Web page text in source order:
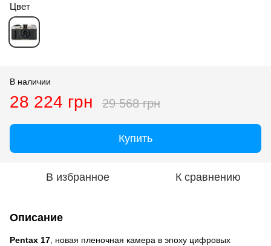
Цвет
В наличии
28 224 грн 29 568 грн
Купить
В избранное К сравнению
Описание
Pentax 17 , новая пленочная камера в эпоху цифровых